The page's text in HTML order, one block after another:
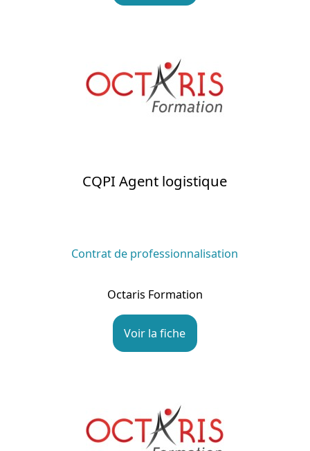
CQPI Agent logistique
Contrat de professionnalisation
Octaris Formation
Voir la fiche